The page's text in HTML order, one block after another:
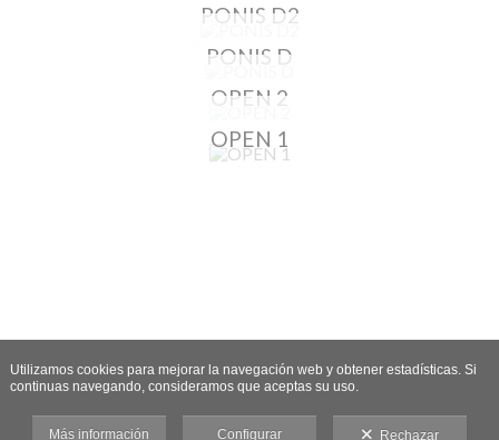
PONIS D2
PONIS D
OPEN 2
OPEN 1
Utilizamos cookies para mejorar la navegación web y obtener estadísticas. Si
continuas navegando, consideramos que aceptas su uso.
Más información Configurar Rechazar